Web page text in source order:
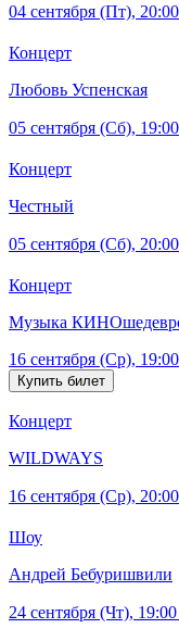
04 сентября (Пт), 20:00
Концерт
Любовь Успенская
05 сентября (Сб), 19:00
Концерт
Честный
05 сентября (Сб), 20:00
Концерт
Музыка
16 сентября (Ср), 19:00
Концерт
WILDWAYS
16 сентября (Ср), 20:00
Шоу
Андрей Бебуришвили
24 сентября (Чт), 19:00